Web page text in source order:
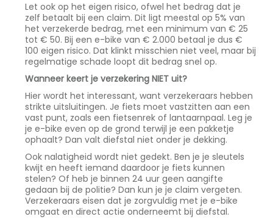
Let ook op het eigen risico, ofwel het bedrag dat je
zelf betaalt bij een claim. Dit ligt meestal op 5% van
het verzekerde bedrag, met een minimum van € 25
tot € 50. Bij een e-bike van € 2.000 betaal je dus €
100 eigen risico. Dat klinkt misschien niet veel, maar bij
regelmatige schade loopt dit bedrag snel op.
Wanneer keert je verzekering NIET uit?
Hier wordt het interessant, want verzekeraars hebben
strikte uitsluitingen. Je fiets moet vastzitten aan een
vast punt, zoals een fietsenrek of lantaarnpaal. Leg je
je e-bike even op de grond terwijl je een pakketje
ophaalt? Dan valt diefstal niet onder je dekking.
Ook nalatigheid wordt niet gedekt. Ben je je sleutels
kwijt en heeft iemand daardoor je fiets kunnen
stelen? Of heb je binnen 24 uur geen aangifte
gedaan bij de politie? Dan kun je je claim vergeten.
Verzekeraars eisen dat je zorgvuldig met je e-bike
omgaat en direct actie onderneemt bij diefstal.